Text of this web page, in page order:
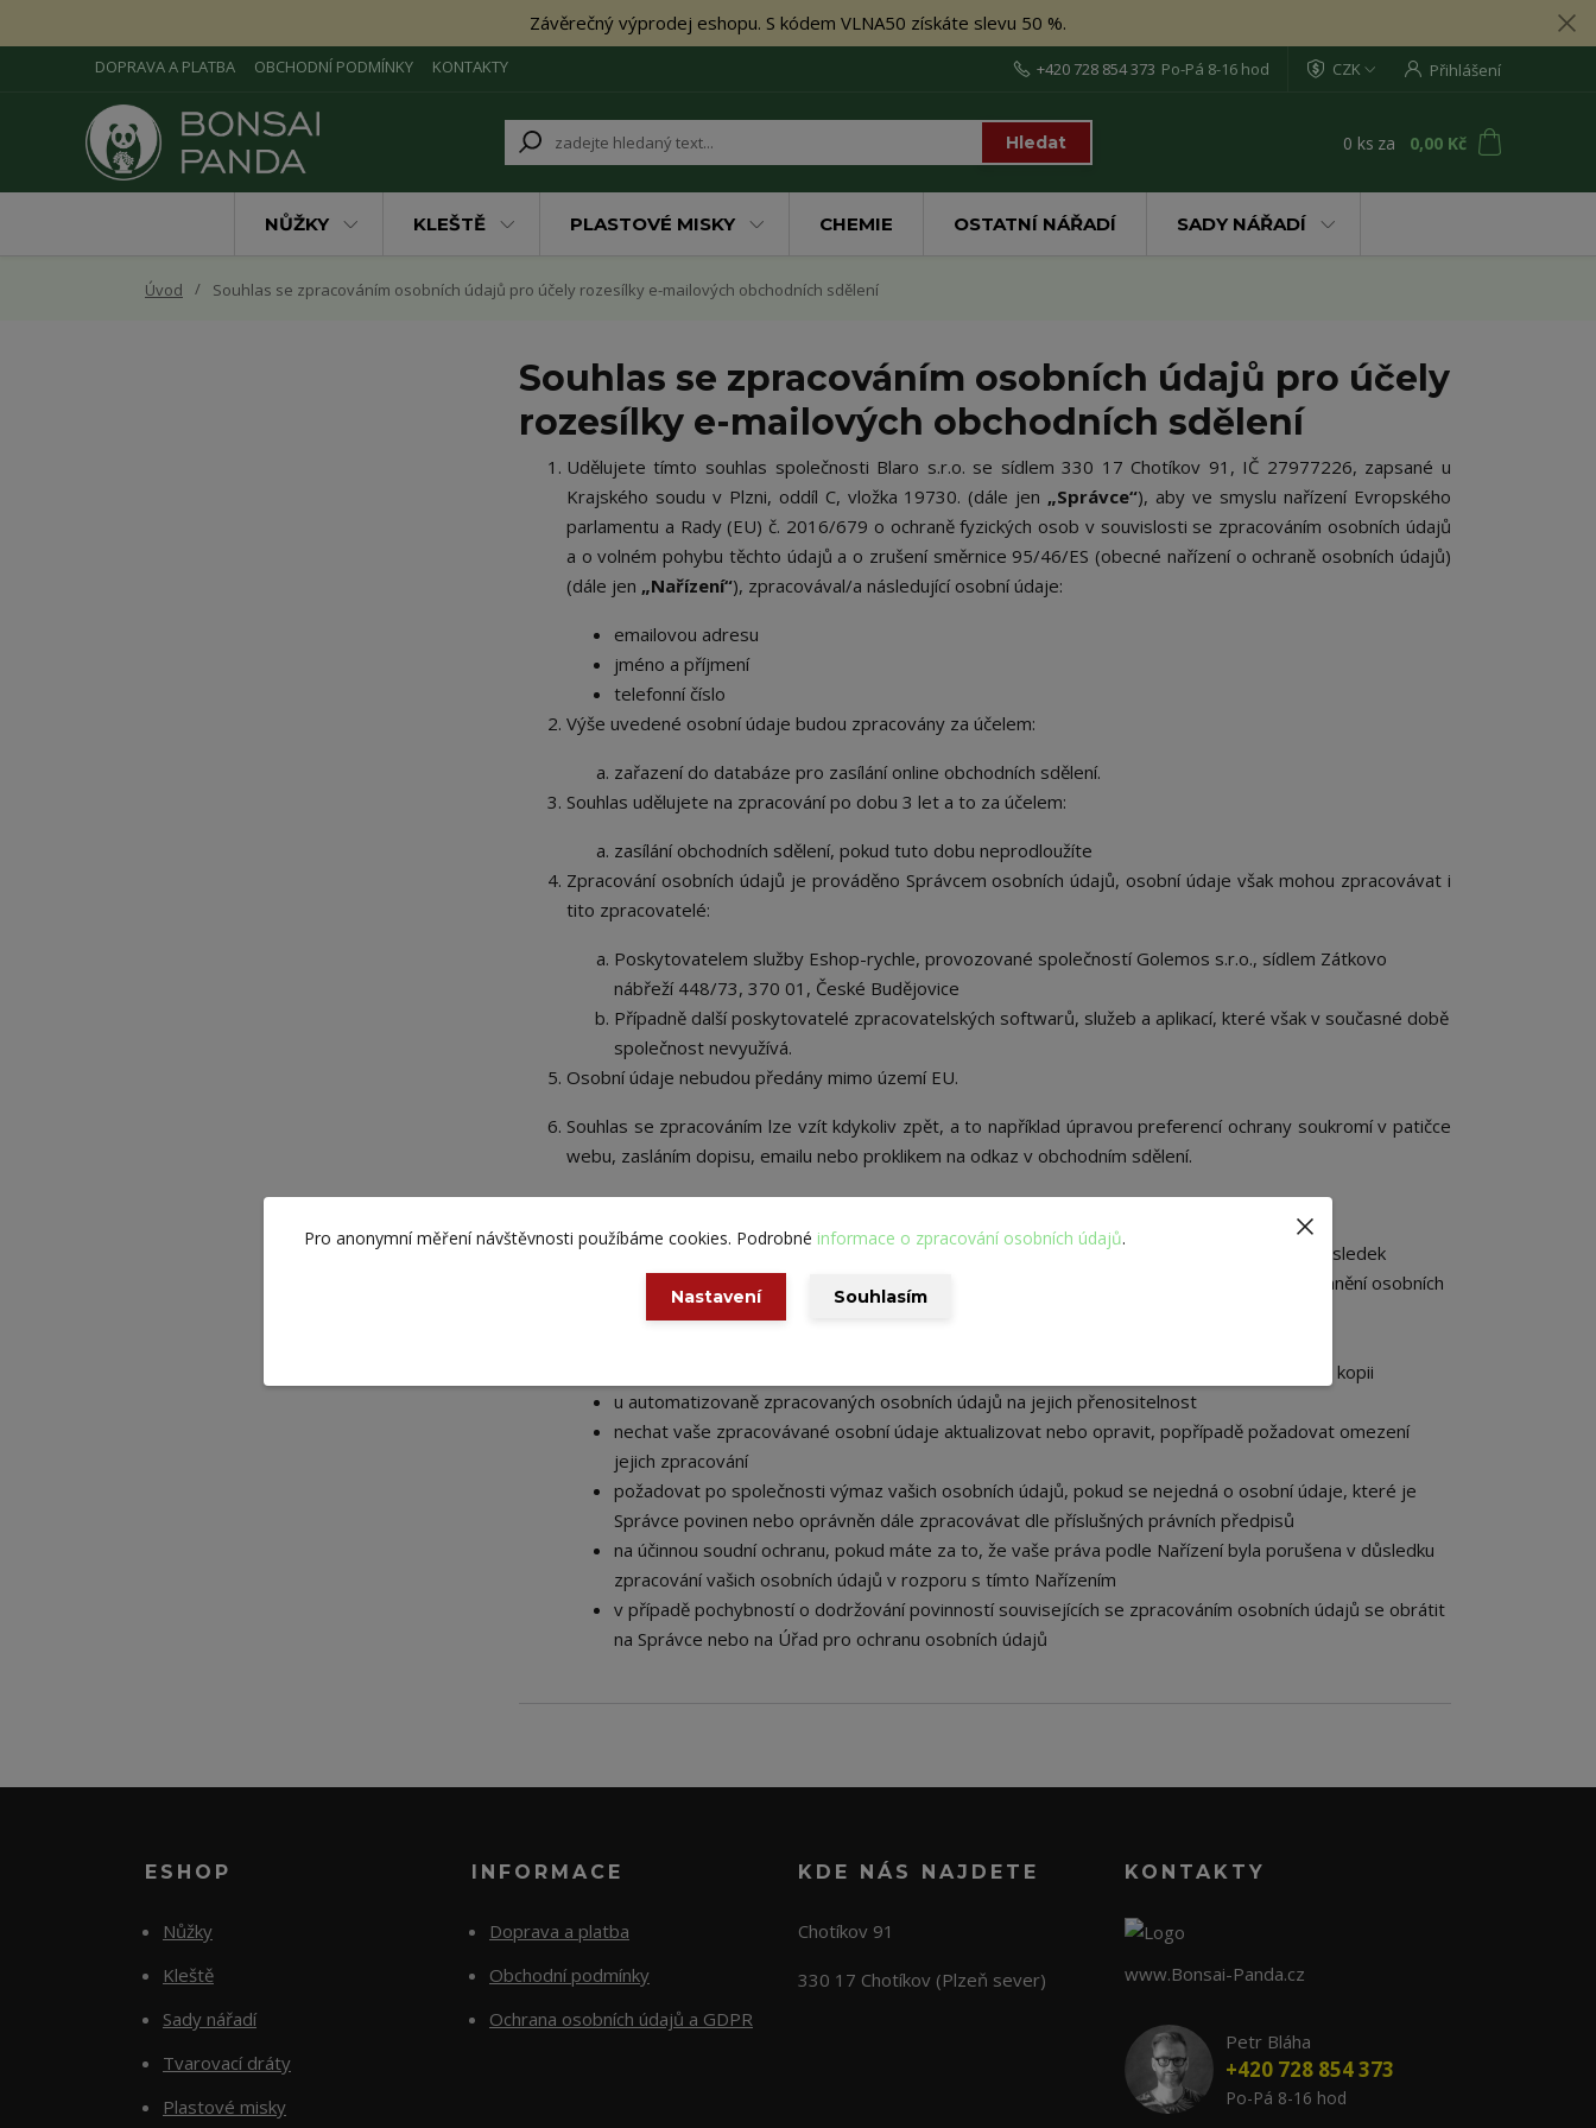
Závěrečný výprodej eshopu. S kódem VLNA50 získáte slevu 50 %.
DOPRAVA A PLATBA OBCHODNÍ PODMÍNKY KONTAKTY CZK Přihlášení
Hledat
+420 728 854 373 Po-Pá 8-16 hod
0 ks za 0,00 Kč
NŮŽKY KLEŠTĚ PLASTOVÉ MISKY CHEMIE OSTATNÍ NÁŘADÍ SADY NÁŘADÍ
Úvod Souhlas se zpracováním osobních údajů pro účely rozesílky e-mailových obchodních sdělení
Souhlas se zpracováním osobních údajů pro účely
rozesílky e-mailových obchodních sdělení
Udělujete tímto souhlas společnosti Blaro s.r.o. se sídlem 330 17 Chotíkov 91, IČ 27977226, zapsané u
Krajského soudu v Plzni, oddíl C, vložka 19730. (dále jen „Správce“), aby ve smyslu nařízení Evropského
parlamentu a Rady (EU) č. 2016/679 o ochraně fyzických osob v souvislosti se zpracováním osobních údajů
a o volném pohybu těchto údajů a o zrušení směrnice 95/46/ES (obecné nařízení o ochraně osobních údajů)
(dále jen „Nařízení“), zpracovával/a následující osobní údaje:
emailovou adresu
jméno a příjmení
telefonní číslo
Výše uvedené osobní údaje budou zpracovány za účelem:
zařazení do databáze pro zasílání online obchodních sdělení.
Souhlas udělujete na zpracování po dobu 3 leta to za účelem:
zasílání obchodních sdělení, pokud tuto dobu neprodloužíte
Zpracování osobních údajů je prováděno Správcem osobních údajů, osobní údaje však mohou zpracovávat i
tito zpracovatelé:
Poskytovatelem služby Eshop-rychle, provozované společností Golemos s.r.o., sídlem Zátkovo
nábřeží 448/73, 370 01, České Budějovice
Případně další poskytovatelé zpracovatelských softwarů, služeb a aplikací, které však v současné době
společnost nevyužívá.
Osobní údaje nebudou předány mimo území EU.
Souhlas se zpracováním lze vzít kdykoliv zpět, a to například úpravou preferencí ochrany soukromí v patičce
webu, zasláním dopisu, emailu nebo proklikem na odkaz v obchodním sdělení.
Vezměte, prosíme, na vědomí, že podle Nařízení máte právo:
vzít souhlas se zpracováním osobních údajů kdykoliv zpět, toto zpětvzetí bude mít za následek
ukončení rozesílky e-mailových obchodních sdělení, popř. na vlastní žádost fyzické odstranění osobních
vyžádat si u Správce přístup k vašim zpracovávaným osobním údajům a požadovat jejich kopii
u automatizovaně zpracovaných osobních údajů na jejich přenositelnost
nechat vaše zpracovávané osobní údaje aktualizovat nebo opravit, popřípadě požadovat omezení
jejich zpracování
požadovat po společnosti výmaz vašich osobních údajů, pokud se nejedná o osobní údaje, které je
Správce povinen nebo oprávněn dále zpracovávat dle příslušných právních předpisů
na účinnou soudní ochranu, pokud máte za to, že vaše práva podle Nařízení byla porušena v důsledku
zpracování vašich osobních údajů v rozporu s tímto Nařízením
v případě pochybností o dodržování povinností souvisejících se zpracováním osobních údajů se obrátit
na Správce nebo na Úřad pro ochranu osobních údajů
ESHOP
Nůžky
Kleště
Sady nářadí
Tvarovací dráty
Plastové misky
INFORMACE
Doprava a platba
Obchodní podmínky
Ochrana osobních údajů a GDPR
KDE NÁS NAJDETE
Chotíkov 91
330 17 Chotíkov (Plzeň sever)
KONTAKTY
www.Bonsai-Panda.cz
Petr Bláha
+420 728 854 373
Po-Pá 8-16 hod
Pro anonymní měření návštěvnosti použíbáme cookies. Podrobné informace o zpracování osobních údajů.
Nastavení Souhlasím